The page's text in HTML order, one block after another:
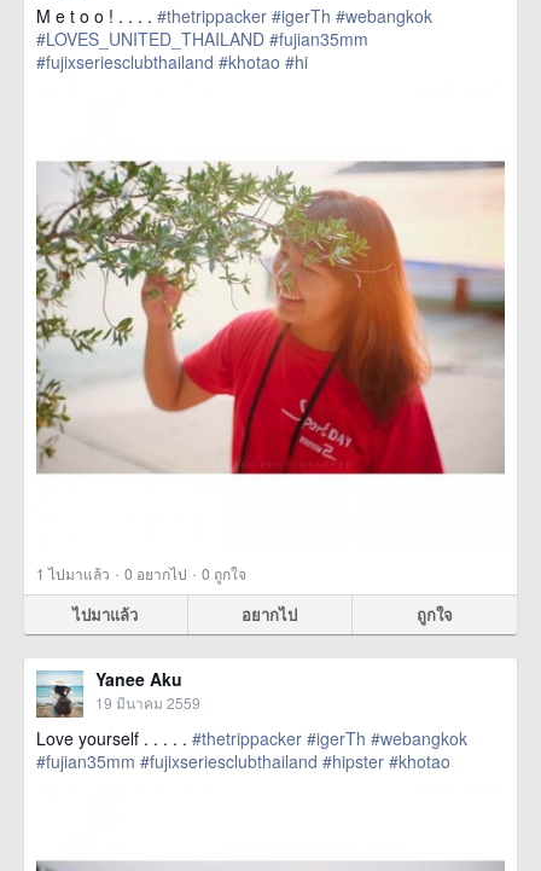
M e t o o ! . . . . #thetrippacker #igerTh #webangkok
#LOVES_UNITED_THAILAND #fujian35mm
#fujixseriesclubthailand #khotao #hi
1 ไปมาแล้ว · 0 อยากไป · 0 ถูกใจ
ไปมาแล้ว อยากไป ถูกใจ
Yanee Aku
19 มีนาคม 2559
Love yourself . . . . . #thetrippacker #igerTh #webangkok
#fujian35mm #fujixseriesclubthailand #hipster #khotao